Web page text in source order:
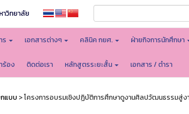
าวิทยาลัย
ร เอกสารต่างๆ คลินิค กยศ. ฝ่ายกิจการนักศึกษา
ร้อง ติดต่อเรา หลักสูตรระยะสั้น เอกสาร / ตำรา
แบบ > โครงการอบรมเชิงปฏิบัติการศึกษาดูงานศิลปวัฒนธรรมสู่ง